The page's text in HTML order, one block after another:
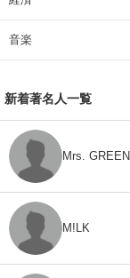
音楽
新着著名人一覧
Mrs.
M!LK